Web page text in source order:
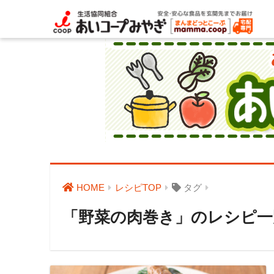
HOME レシピTOP タグ
「野菜の肉巻き」のレシピ